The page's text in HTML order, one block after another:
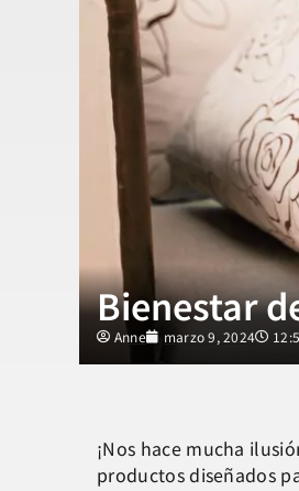
Bienestar
Anne marzo 9, 2024
¡Nos hace mucha
productos diseñados